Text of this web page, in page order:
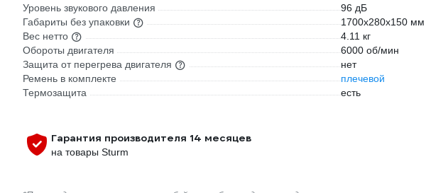
Уровень звукового давления
96 дБ
Габариты без упаковки
1700x280x150 мм
Вес нетто
4.11 кг
Обороты двигателя
6000 об/мин
Защита от перегрева двигателя
нет
Ремень в комплекте
плечевой
Термозащита
есть
Гарантия производителя 14 месяцев
на товары Sturm